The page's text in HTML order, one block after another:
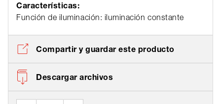
Características:
Función de iluminación: iluminación constante
Compartir y guardar este producto
Descargar archivos